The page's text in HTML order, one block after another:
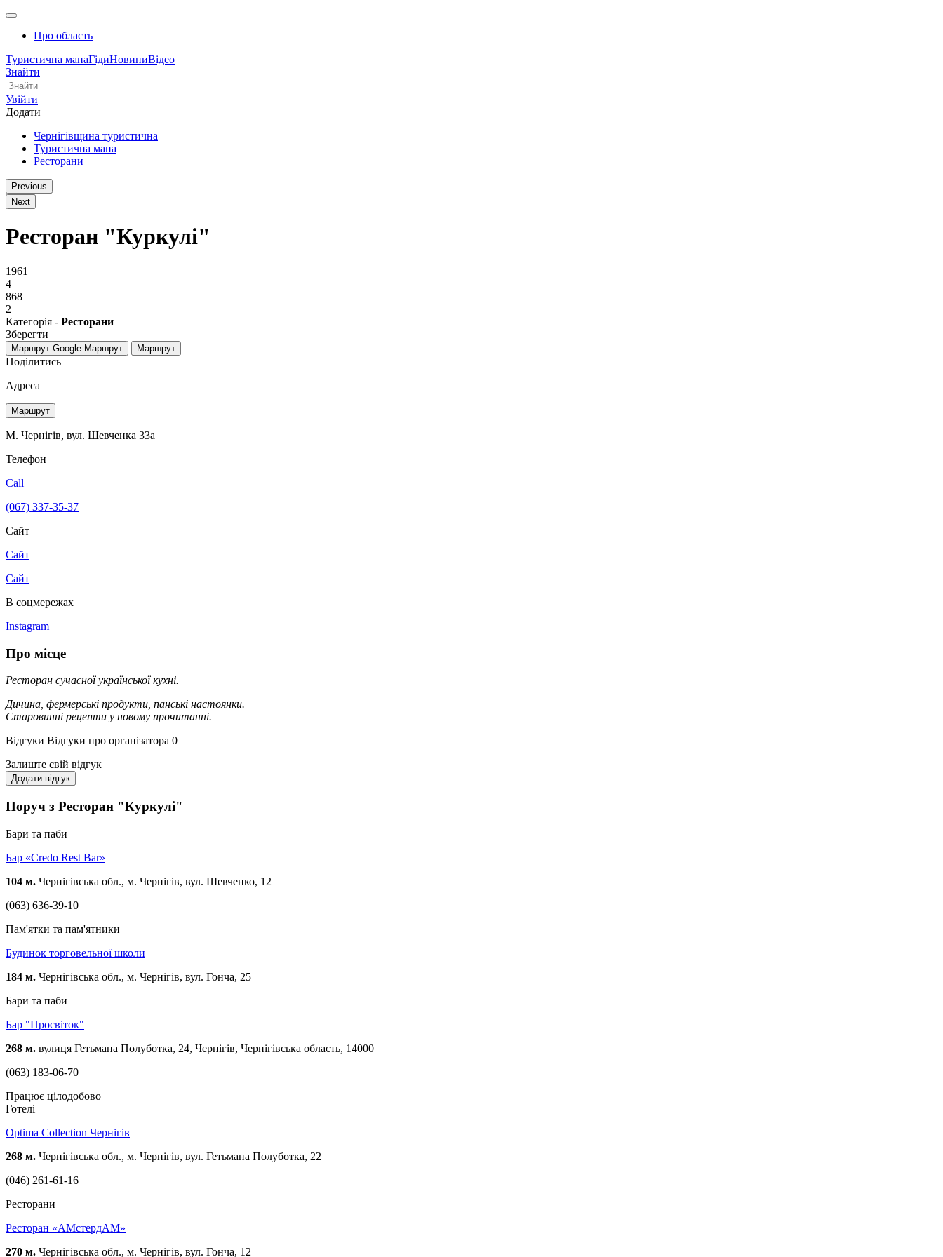
Про область
Туристична мапаГідиНовиниВідео
Знайти
Увійти
Додати
Чернігівщина туристична
Туристична мапа
Ресторани
Previous
Next
Ресторан "Куркулі"
1961
4
868
2
Категорія - Ресторани
Зберегти
Маршрут Google Маршрут Маршрут
Поділитись
Адреса
Маршрут
М. Чернігів, вул. Шевченка 33а
Телефон
Call
(067) 337-35-37
Сайт
Сайт
Сайт
В соцмережах
Instagram
Про місце
Ресторан сучасної української кухні.
Дичина, фермерські продукти, панські настоянки.
Старовинні рецепти у новому прочитанні.
Відгуки Відгуки про організатора 0
Залиште свій відгук
Додати відгук
Поруч з Ресторан "Куркулі"
Бари та паби
Бар «Credo Rest Bar»
104 м. Чернігівська обл., м. Чернігів, вул. Шевченко, 12
(063) 636-39-10
Пам'ятки та пам'ятники
Будинок торговельної школи
184 м. Чернігівська обл., м. Чернігів, вул. Гонча, 25
Бари та паби
Бар "Просвіток"
268 м. вулиця Гетьмана Полуботка, 24, Чернігів, Чернігівська область, 14000
(063) 183-06-70
Працює цілодобово
Готелі
Optima Collection Чернігів
268 м. Чернігівська обл., м. Чернігів, вул. Гетьмана Полуботка, 22
(046) 261-61-16
Ресторани
Ресторан «АМстердАМ»
270 м. Чернігівська обл., м. Чернігів, вул. Гонча, 12